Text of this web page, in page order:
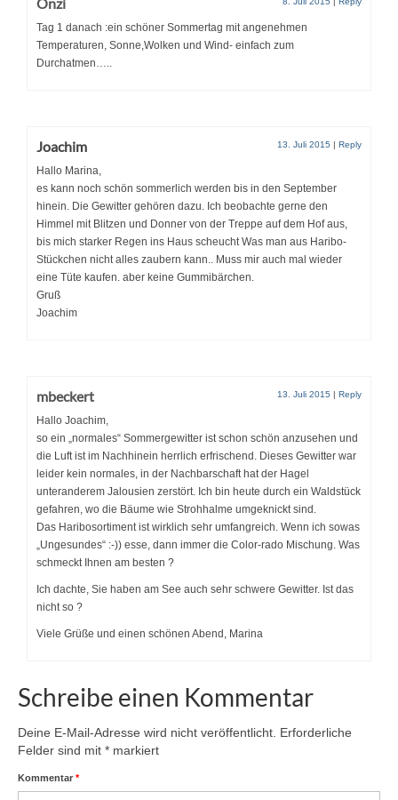
Önzi
Tag 1 danach :ein schöner Sommertag mit angenehmen
Temperaturen, Sonne,Wolken und Wind- einfach zum
Durchatmen…..
Joachim 13. Juli 2015 Reply
Hallo Marina,
es kann noch schön sommerlich werden bis in den September
hinein. Die Gewitter gehören dazu. Ich beobachte gerne den
Himmel mit Blitzen und Donner von der Treppe auf dem Hof aus,
bis mich starker Regen ins Haus scheucht Was man aus Haribo-
Stückchen nicht alles zaubern kann.. Muss mir auch mal wieder
eine Tüte kaufen. aber keine Gummibärchen.
Gruß
Joachim
mbeckert 13. Juli 2015 Reply
Hallo Joachim,
so ein „normales“ Sommergewitter ist schon schön anzusehen und
die Luft ist im Nachhinein herrlich erfrischend. Dieses Gewitter war
leider kein normales, in der Nachbarschaft hat der Hagel
unteranderem Jalousien zerstört. Ich bin heute durch ein Waldstück
gefahren, wo die Bäume wie Strohhalme umgeknickt sind.
Das Haribosortiment ist wirklich sehr umfangreich. Wenn ich sowas
„Ungesundes“ :-)) esse, dann immer die Color-rado Mischung. Was
schmeckt Ihnen am besten ?
Ich dachte, Sie haben am See auch sehr schwere Gewitter. Ist das
nicht so ?
Viele Grüße und einen schönen Abend, Marina
Schreibe einen Kommentar
Deine E-Mail-Adresse wird nicht veröffentlicht. Erforderliche
Felder sind mit * markiert
Kommentar *